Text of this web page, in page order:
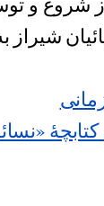
شروع و
شیراز